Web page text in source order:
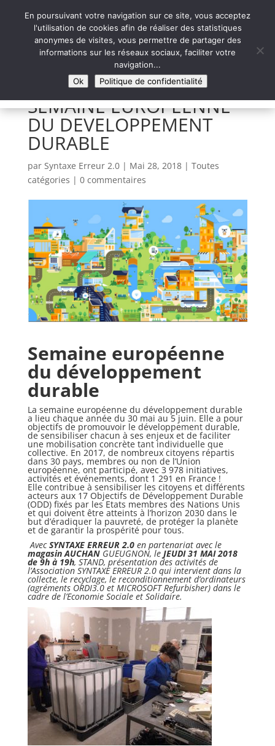
Syntaxe Erreur 2.0
LE NUMÉRIQUE SOLIDAIRE
SEMAINE EUROPEENNE
DU DEVELOPPEMENT
DURABLE
par Syntaxe Erreur 2.0| Mai 28, 2018| Toutes
catégories | 0 commentaires
Semaine européenne
du développement
durable
La semaine européenne du développement durable
a lieu chaque année du 30 mai au 5 juin. Elle a pour
objectifs de promouvoir le développement durable,
de sensibiliser chacun à ses enjeux et de faciliter
une mobilisation concrète tant individuelle que
collective. En 2017, de nombreux citoyens répartis
dans 30 pays, membres ou non de l’Union
européenne, ont participé, avec 3 978 initiatives,
activités et événements, dont 1 291 en France !
Elle contribue à sensibiliser les citoyens et différents
acteurs aux 17 Objectifs de Développement Durable
(ODD) fixés par les Etats membres des Nations Unis
et qui doivent être atteints à l’horizon 2030 dans le
but d’éradiquer la pauvreté, de protéger la planète
et de garantir la prospérité pour tous.
AvecSYNTAXE ERREUR 2.0en partenariat avec le
magasin AUCHANGUEUGNON, le JEUDI 31 MAI 2018
de 9h à 19h, STAND, présentation des activités de
l’Association SYNTAXE ERREUR 2.0 qui intervient dans la
collecte, le recyclage, le reconditionnement d’ordinateurs
(agréments ORDI3.0et MICROSOFT Refurbisher) dans le
cadre de l’Economie Sociale et Solidaire.
En poursuivant votre navigation sur ce site, vous acceptez
l'utilisation de cookies afin de réaliser des statistiques
anonymes de visites, vous permettre de partager des
informations sur les réseaux sociaux, faciliter votre
navigation...
Ok
Politique de confidentialité